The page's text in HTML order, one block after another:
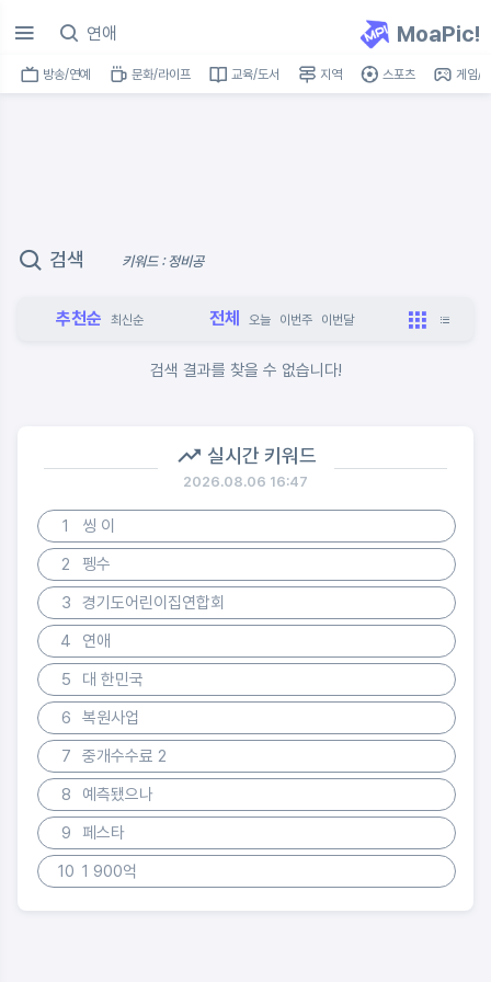
MoaPic!
방송/연예 문화/라이프 교육/도서 지역 스포츠 게임/
검색 키워드 : 정비공
추천순 최신순 전체 오늘 이번주 이번달
검색 결과를 찾을 수 없습니다!
실시간 키워드
2026.08.06 16:47
1
씽 이
2
펭수
3
경기도어린이집연합회
4
연애
5
대 한민국
6
복원사업
7
중개수수료 2
8
예측됐으나
9
페스타
10 1 900억